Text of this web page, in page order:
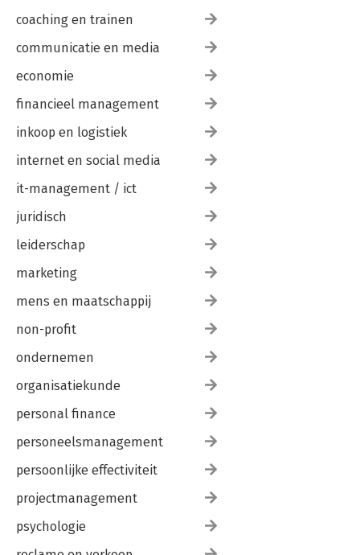
coaching en trainen
communicatie en media
economie
financieel management
inkoop en logistiek
internet en social media
it-management / ict
juridisch
leiderschap
marketing
mens en maatschappij
non-profit
ondernemen
organisatiekunde
personal finance
personeelsmanagement
persoonlijke effectiviteit
projectmanagement
psychologie